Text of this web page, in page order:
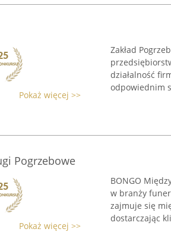
Pokaż więcej >>
Zakład
działalność
odpowiednim
Pogrzebowe
Pokaż więcej >>
BONGO
w branży
zajmuje się
dostarczając